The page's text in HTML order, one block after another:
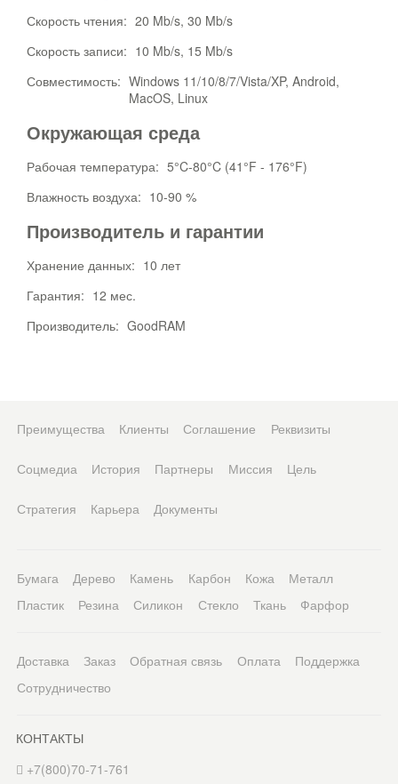
Скорость чтения: 20 Mb/s, 30 Mb/s
Скорость записи: 10 Mb/s, 15 Mb/s
Совместимость: Windows 11/10/8/7/Vista/XP, Android,
MacOS, Linux
Окружающая среда
Рабочая температура: 5°C-80°C (41°F - 176°F)
Влажность воздуха: 10-90 %
Производитель и гарантии
Хранение данных: 10 лет
Гарантия: 12 мес.
Производитель: GoodRAM
Преимущества Клиенты Соглашение Реквизиты
Соцмедиа История Партнеры Миссия Цель
Стратегия Карьера Документы
Бумага Дерево Камень Карбон Кожа
Металл
Пластик
Резина Силикон Стекло Ткань Фарфор
Доставка Заказ Обратная связь Оплата
Поддержка
Сотрудничество
КОНТАКТЫ
+7(800)70-71-761